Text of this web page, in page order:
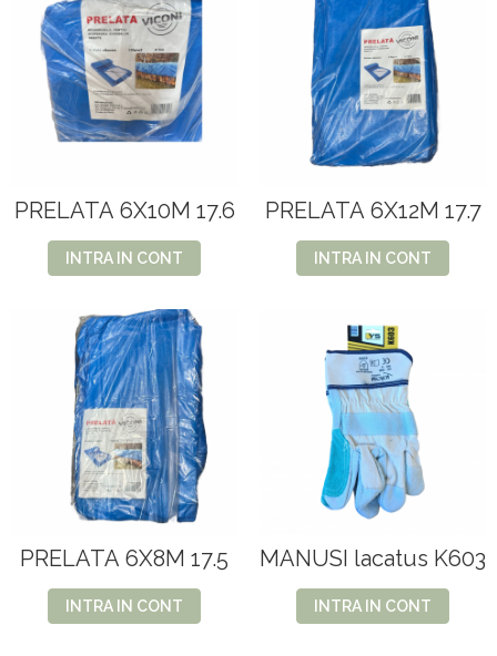
PRELATA 6X10M 17.6
INTRA IN CONT
PRELATA 6X12M 17.7
INTRA IN CONT
PRELATA 6X8M 17.5
INTRA IN CONT
MANUSI lacatus K603
INTRA IN CONT